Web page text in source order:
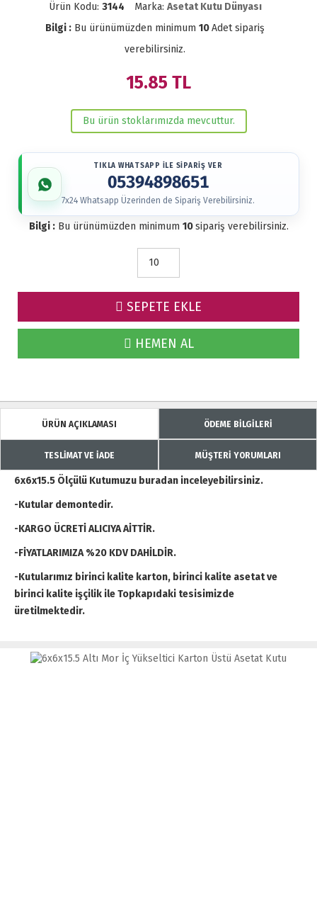
Ürün Kodu: 3144 Marka: Asetat Kutu Dünyası
Bilgi : Bu ürünümüzden minimum 10Adet sipariş
verebilirsiniz.
15.85 TL
Bu ürün stoklarımızda mevcuttur.
TIKLA WHATSAPP İLE SİPARİŞ VER
05394898651
7x24 Whatsapp Üzerinden de Sipariş Verebilirsiniz.
Bilgi :Bu ürünümüzden minimum 10sipariş verebilirsiniz.
SEPETE EKLE
HEMEN AL
ÜRÜN AÇIKLAMASI ÖDEME BİLGİLERİ
TESLİMAT VE İADE MÜŞTERİ YORUMLARI
6x6x15.5 Ölçülü Kutumuzu buradan inceleyebilirsiniz.
-Kutular demontedir.
-KARGO ÜCRETİ ALICIYA AİTTİR.
-FİYATLARIMIZA %20 KDV DAHİLDİR.
-Kutularımız birinci kalite karton, birinci kalite asetat ve
birinci kalite işçilik ile Topkapıdaki tesisimizde
üretilmektedir.